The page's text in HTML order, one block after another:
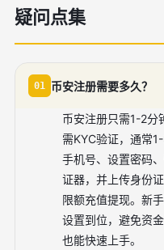
疑问点集
01 币安注册需要多久？
币安注册只需1-2分
需KYC验证，通常
手机号、设置密码
证器，并上传身份
限额充值提现。新
设置到位，避免资
也能快速上手。